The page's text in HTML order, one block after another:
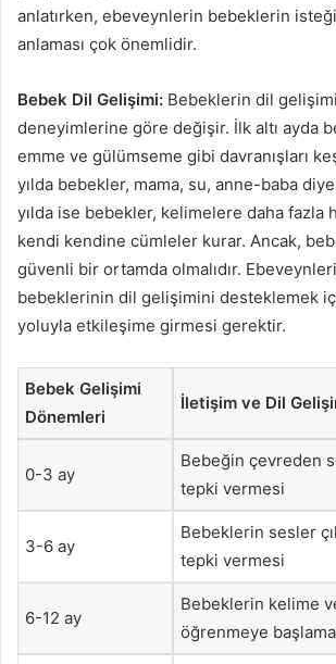
anlatırken, ebeveynlerin bebeklerin
anlaması çok önemlidir.
Bebek Dil Gelişimi: Bebeklerin dil
deneyimlerine göre değişir. İlk altı ayda
emme ve gülümseme gibi davranışları
yılda bebekler, mama, su, anne-baba
yılda ise bebekler, kelimelere daha fazla
kendi kendine cümleler kurar. Ancak,
güvenli bir ortamda olmalıdır.
bebeklerinin dil gelişimini desteklemek
yoluyla etkileşime girmesi gerektir.
Bebek Gelişimi
Dönemleri
İletişim ve Dil
0-3 ay
Bebeğin çevreden
tepki vermesi
3-6 ay
Bebeklerin sesler
tepki vermesi
6-12 ay
Bebeklerin kelime
öğrenmeye